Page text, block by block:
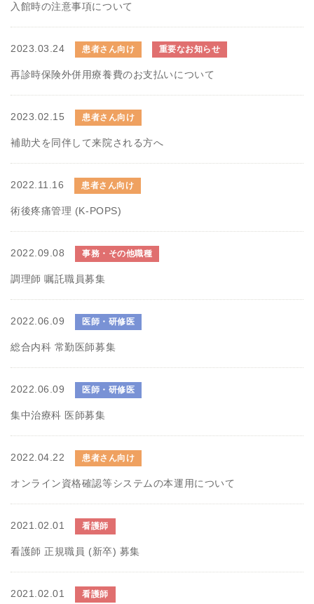
入館時の注意事項について
2023.03.24 患者さん向け 重要なお知らせ
再診時保険外併用療養費のお支払いについて
2023.02.15 患者さん向け
補助犬を同伴して来院される方へ
2022.11.16 患者さん向け
術後疼痛管理 (K-POPS)
2022.09.08 事務・その他職種
調理師 嘱託職員募集
2022.06.09 医師・研修医
総合内科 常勤医師募集
2022.06.09 医師・研修医
集中治療科 医師募集
2022.04.22 患者さん向け
オンライン資格確認等システムの本運用について
2021.02.01 看護師
看護師 正規職員 (新卒) 募集
2021.02.01 看護師